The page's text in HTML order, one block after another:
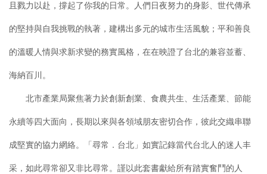
且戮力以赴，撐起了你我的日常。人們日夜努力的身影、世代傳承
的堅持與自我挑戰的執著，建構出多元的城市生活風貌；平和善良
的溫暖人情與求新求變的務實風格，在在映證了台北的兼容並蓄、
海納百川。
北市產業局聚焦著力於創新創業、食農共生、生活產業、節能
永續等四大面向，長期以來與各領域朋友密切合作，彼此交織串聯
成堅實的協力網絡。「尋常．台北」如實記錄當代台北人的迷人丰
采，如此尋常卻又非比尋常。謹以此套書獻給所有踏實奮鬥的人